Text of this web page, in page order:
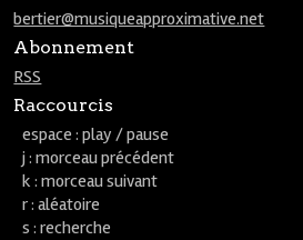
bertier@musiqueapproximative.net
Abonnement
RSS
Raccourcis
espace : play / pause
j : morceau précédent
k : morceau suivant
r : aléatoire
s : recherche